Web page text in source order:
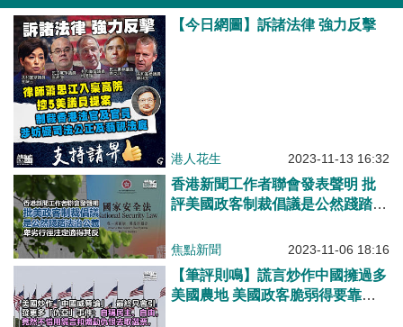
【今日網圖】訴諸法律 強力反擊
港人花生 2023-11-13 16:32
香港新聞工作者聯會發表聲明 批
評美國政客制裁倡議是公然踐踏法
焦點新聞 2023-11-06 18:16
【筆評則鳴】謊言炒作中國擁過多
美國農地 美國政客脆弱得要靠抹